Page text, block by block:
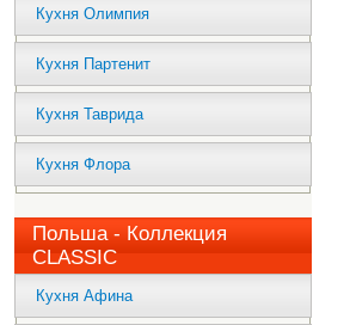
Кухня Олимпия
Кухня Партенит
Кухня Таврида
Кухня Флора
Польша - Коллекция
CLASSIC
Кухня Афина